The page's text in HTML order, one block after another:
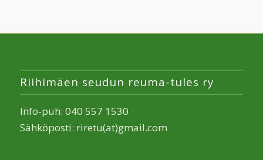
Riihimäen seudun reuma-tules ry
Info-puh: 040 557 1530
Sähköposti: riretu(at)gmail.com